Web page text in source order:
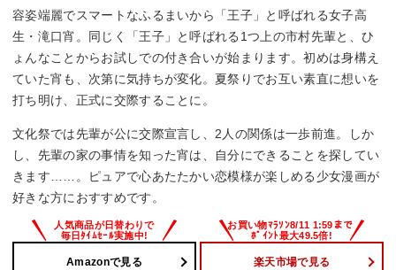
容姿端麗でスマートなふるまいから「王子」と呼ばれる女子高
生・滝口宵。同じく「王子」と呼ばれる1つ上の市村先輩と、ひ
ょんなことからお試しでの付き合いが始まります。初めは身構え
ていた宵も、次第に気持ちが変化。夏祭りでお互い素直に想いを
打ち明け、正式に交際することに。
文化祭では先輩が公に交際宣言し、2人の関係は一歩前進。しか
し、先輩の家の事情を知った宵は、自分にできることを探してい
きます……。ピュアで心あたたかい恋模様が楽しめる少女漫画が
好きな方におすすめです。
Amazonで見る 楽天市場で見る